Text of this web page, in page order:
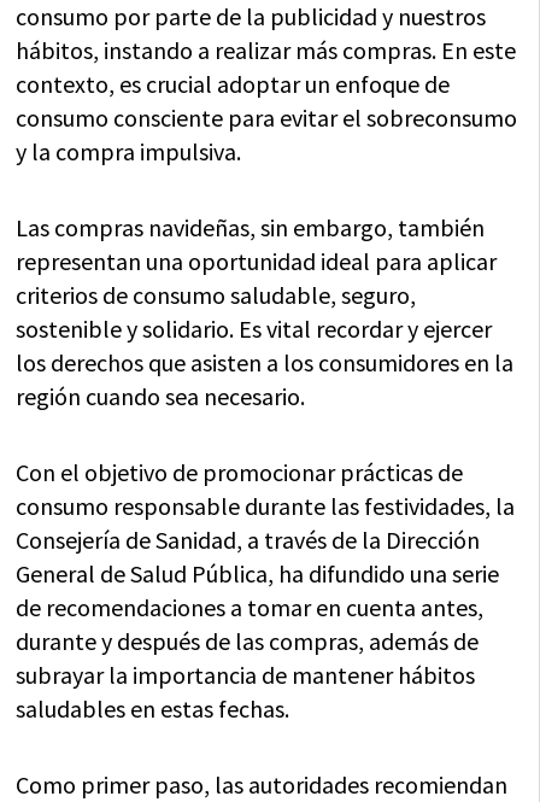
consumo por parte de la publicidad y nuestros
hábitos, instando a realizar más compras. En este
contexto, es crucial adoptar un enfoque de
consumo consciente para evitar el sobreconsumo
y la compra impulsiva.
Las compras navideñas, sin embargo, también
representan una oportunidad ideal para aplicar
criterios de consumo saludable, seguro,
sostenible y solidario. Es vital recordar y ejercer
los derechos que asisten a los consumidores en la
región cuando sea necesario.
Con el objetivo de promocionar prácticas de
consumo responsable durante las festividades, la
Consejería de Sanidad, a través de la Dirección
General de Salud Pública, ha difundido una serie
de recomendaciones a tomar en cuenta antes,
durante y después de las compras, además de
subrayar la importancia de mantener hábitos
saludables en estas fechas.
Como primer paso, las autoridades recomiendan